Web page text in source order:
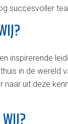
succesvoller
inspirerende
in de wereld
naar uit deze